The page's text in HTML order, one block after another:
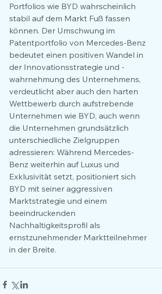
Portfolios wie BYD wahrscheinlich
stabil auf dem Markt Fuß fassen
können. Der Umschwung im
Patentportfolio von Mercedes-Benz
bedeutet einen positiven Wandel in
der Innovationsstrategie und -
wahrnehmung des Unternehmens,
verdeutlicht aber auch den harten
Wettbewerb durch aufstrebende
Unternehmen wie BYD, auch wenn
die Unternehmen grundsätzlich
unterschiedliche Zielgruppen
adressieren: Während Mercedes-
Benz weiterhin auf Luxus und
Exklusivität setzt, positioniert sich
BYD mit seiner aggressiven
Marktstrategie und einem
beeindruckenden
Nachhaltigkeitsprofil als
ernstzunehmender Marktteilnehmer
in der Breite.